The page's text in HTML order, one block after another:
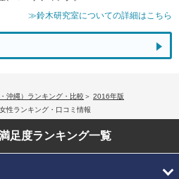
≫鈴木研究室についての詳細はこちら
沖縄）ランキング・比較
2016年版
性ランキング・口コミ情報
足度ランキング一覧